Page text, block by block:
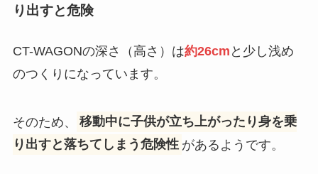
り出すと危険
CT-WAGONの深さ（高さ）は約26cm と少し浅め
のつくりになっています。
そのため、
移動中に子供が立ち上がったり身を乗
り出すと落ちてしまう危険性 があるようです。